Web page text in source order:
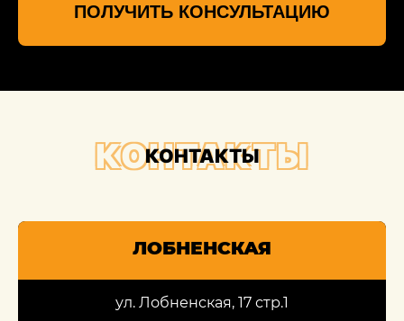
ПОЛУЧИТЬ КОНСУЛЬТАЦИЮ
КОНТАКТЫ
КОНТАКТЫ
ЛОБНЕНСКАЯ
ул. Лобненская, 17 стр.1